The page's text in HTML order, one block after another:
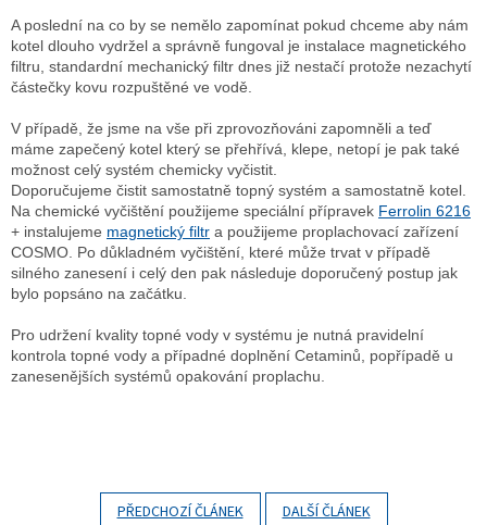
A poslední na co by se nemělo zapomínat pokud chceme aby nám
kotel dlouho vydržel a správně fungoval je instalace magnetického
filtru, standardní mechanický filtr dnes již nestačí protože nezachytí
částečky kovu rozpuštěné ve vodě.
V případě, že jsme na vše při zprovozňováni zapomněli a teď
máme zapečený kotel který se přehřívá, klepe, netopí je pak také
možnost celý systém chemicky vyčistit.
Doporučujeme čistit samostatně topný systém a samostatně kotel.
Na chemické vyčištění použijeme speciální přípravek Ferrolin 6216
+ instalujeme magnetický filtr a použijeme proplachovací zařízení
COSMO. Po důkladném vyčištění, které může trvat v případě
silného zanesení i celý den pak následuje doporučený postup jak
bylo popsáno na začátku.
Pro udržení kvality topné vody v systému je nutná pravidelní
kontrola topné vody a případné doplnění Cetaminů, popřípadě u
zanesenějších systémů opakování proplachu.
PŘEDCHOZÍ ČLÁNEK DALŠÍ ČLÁNEK